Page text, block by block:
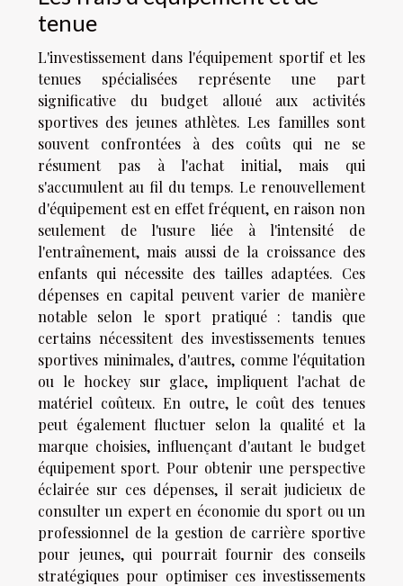
tenue
L'investissement dans l'équipement sportif et les
tenues spécialisées représente une part
significative du budget alloué aux activités
sportives des jeunes athlètes. Les familles sont
souvent confrontées à des coûts qui ne se
résument pas à l'achat initial, mais qui
s'accumulent au fil du temps. Le renouvellement
d'équipement est en effet fréquent, en raison non
seulement de l'usure liée à l'intensité de
l'entraînement, mais aussi de la croissance des
enfants qui nécessite des tailles adaptées. Ces
dépenses en capital peuvent varier de manière
notable selon le sport pratiqué : tandis que
certains nécessitent des investissements tenues
sportives minimales, d'autres, comme l'équitation
ou le hockey sur glace, impliquent l'achat de
matériel coûteux. En outre, le coût des tenues
peut également fluctuer selon la qualité et la
marque choisies, influençant d'autant le budget
équipement sport. Pour obtenir une perspective
éclairée sur ces dépenses, il serait judicieux de
consulter un expert en économie du sport ou un
professionnel de la gestion de carrière sportive
pour jeunes, qui pourrait fournir des conseils
stratégiques pour optimiser ces investissements